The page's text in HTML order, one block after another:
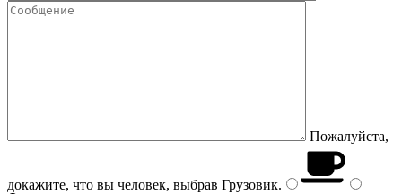
Пожалуйста,
докажите, что вы человек, выбрав Грузовик.